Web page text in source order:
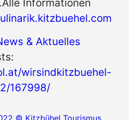
Informationen
& Aktuelles
wirsindkitzbuehel-
167998/